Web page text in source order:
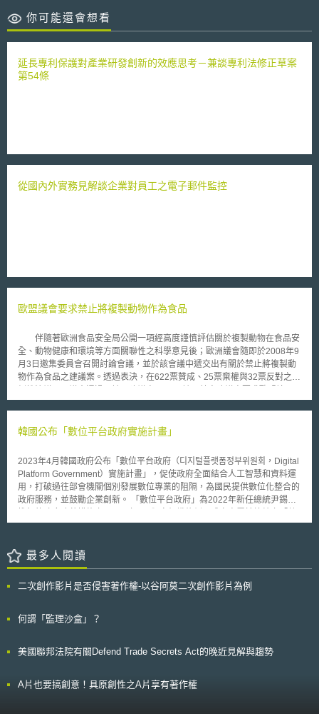
你可能還會想看
延長專利保護對產業研發創新的效應思考－兼談專利法修正草案
第54條
從國內外實務見解談企業對員工之電子郵件監控
歐盟議會要求禁止將複製動物作為食品
伴隨著歐洲食品安全局公開一項經高度謹慎評估關於複製動物在食品安
全、動物健康和環境等方面關聯性之科學意見後；歐洲議會隨即於2008年9
月3日邀集委員會召開討論會議，並於該會議中遞交出有關於禁止將複製動
物作為食品之建議案。透過表決，在622票贊成、25票棄權與32票反對之壓
各會員國應禁止：(1)以複製動物作為食物之來源、(2)為糧食供應目的而進
繁殖之子代所衍生之食用肉品與乳製品；以及(4)禁止以食用為目的自境外
EFSA也發現：「不太可能達成全面性食品安全之評估工作」，故對於缺乏
可靠數據資料而需進行評估之主體而言，在進行風險評估時，其仍將會不斷
地被不確定性問題所困擾；同時，EFSA在該報告中還強調：透過比對複製
動物與經傳統育種繁衍之動物後，其也將面臨「於動物健康及福利方面等重
要爭議問題」。另外，歐洲議會成員指出：將透過歐盟農場動物保護指令
管理局(FDA)早在2008(今)年1月份時即做出結論，認為：由複製牛、豬、
山羊與其子代所產生之肉品與牛奶，其安全性與食用從傳統育種動物所衍生
之食品並無二致。因此，專家們咸信，此類產品將會於2010年時正式進入
韓國公布「數位平台政府實施計畫」
2023年4月韓國政府公布「數位平台政府（디지털플랫폼정부위원회，Digital
Platform Government）實施計畫」，促使政府全面結合人工智慧和資料運
用，打破過往部會機關個別發展數位專業的阻隔，為國民提供數位化整合的
政府服務，並鼓勵企業創新。 「數位平台政府」為2022年新任總統尹錫悅
位平台政府委員會」，委任財政、科學、行政及個資保護4部會首長及19位
政府關鍵服務任務，任務目標與對應措施如下： (1)政府為人民服務：建立
政府綜合服務窗口，統整中央、地方各級單位之千餘種稅捐、福利等內容，
題。 (2)智慧的一體式政府：擴大機構間資料的共享與利用，打破部會之
成為政府創新基礎設施，以靈活應對快速變化的外部環境。 (3)公私協力的
營的SaaS（Software as a Service，軟體即服務）公司。 (4)可信賴的平台
錄檢查和管理功能，並採用「零信任」、「供應鏈安全」等機制提高安全
最多人閱讀
二次創作影片是否侵害著作權-以谷阿莫二次創作影片為例
何謂「監理沙盒」？
美國聯邦法院有關Defend Trade Secrets Act的晚近見解與趨勢
A片也要搞創意！具原創性之A片享有著作權